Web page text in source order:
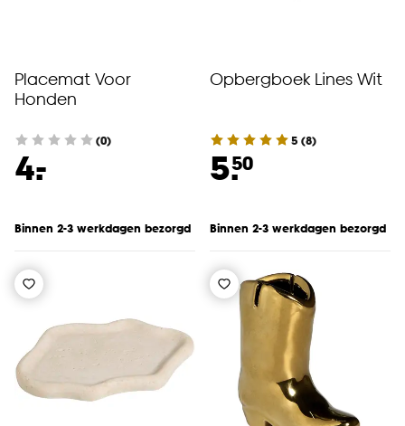
Placemat Voor
Honden
(0)
4.
-
Binnen 2-3 werkdagen bezorgd
Opbergboek Lines Wit
5 (8)
5.50
Binnen 2-3 werkdagen bezorgd